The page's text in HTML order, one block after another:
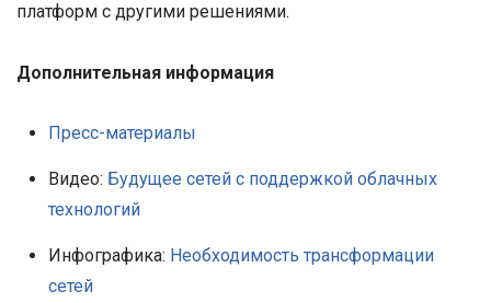
платформ с другими решениями.
Дополнительная информация
Пресс-материалы
Видео: Будущее сетей с поддержкой облачных
технологий
Инфографика: Необходимость трансформации
сетей